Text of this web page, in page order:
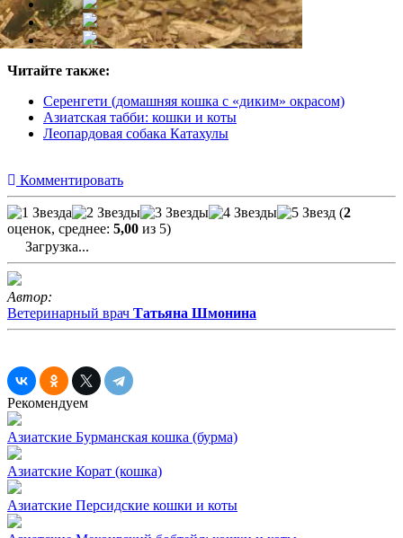
Читайте также:
Серенгети (домашняя кошка с «диким» окрасом)
Азиатская табби: кошки и коты
Леопардовая собака Катахулы
Комментировать
(2
оценок, среднее: 5,00 из 5)
Загрузка...
Автор:
Ветеринарный врач Татьяна Шмонина
Рекомендуем
Азиатские Бурманская кошка (бурма)
Азиатские Корат (кошка)
Азиатские Персидские кошки и коты